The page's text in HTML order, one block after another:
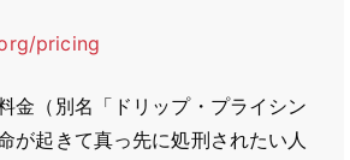
pricing
金（別名「ドリップ・プライシン
が起きて真っ先に処刑されたい人